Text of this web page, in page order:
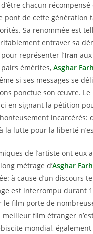
chacun
pont de cette génération
Sa renommée est
entraver sa
représenter l’Iran aux
émérites, Asghar
si ses messages se
ponctue son œuvre.
en signant la pétition
incarcérés:
la lutte pour la liberté
de l’artiste ont eux
métrage d’Asghar
à cause d’un discours
est interrompu durant
film porte de
meilleur film étranger
mondial, également